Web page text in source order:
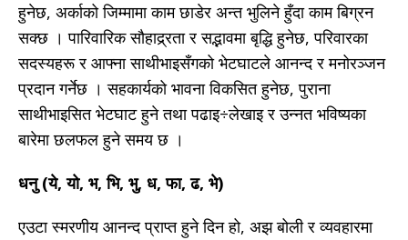
हुनेछ, अर्काको जिम्मामा काम छाडेर अन्त भुलिने हुँदा काम बिग्रन
सक्छ । पारिवारिक सौहाद्र्रता र सद्भावमा बृद्धि हुनेछ, परिवारका
सदस्यहरू र आफ्ना साथीभाइसँगको भेटघाटले आनन्द र मनोरञ्जन
प्रदान गर्नेछ । सहकार्यको भावना विकसित हुनेछ, पुराना
साथीभाइसित भेटघाट हुने तथा पढाइ÷लेखाइ र उन्नत भविष्यका
बारेमा छलफल हुने समय छ ।
धनु (ये, यो, भ, भि, भु, ध, फा, ढ, भे)
एउटा स्मरणीय आनन्द प्राप्त हुने दिन हो, अझ बोली र व्यवहारमा